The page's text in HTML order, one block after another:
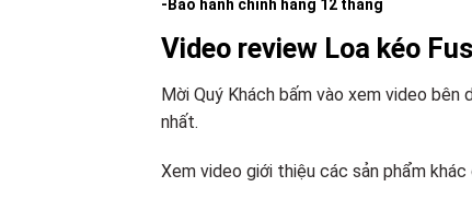
-Bảo hành chính hãng 12 tháng
Video review Loa kéo
Mời Quý Khách bấm vào xem video
nhất.
Xem video giới thiệu các sản phẩm